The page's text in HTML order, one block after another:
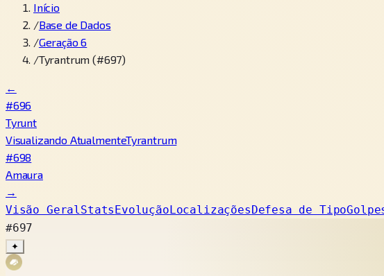
Início
/Base de Dados
/Geração 6
/Tyrantrum (#697)
←
#696
Tyrunt
Visualizando AtualmenteTyrantrum
#698
Amaura
→
Visão GeralStatsEvoluçãoLocalizaçõesDefesa de Tipo
#697
✦